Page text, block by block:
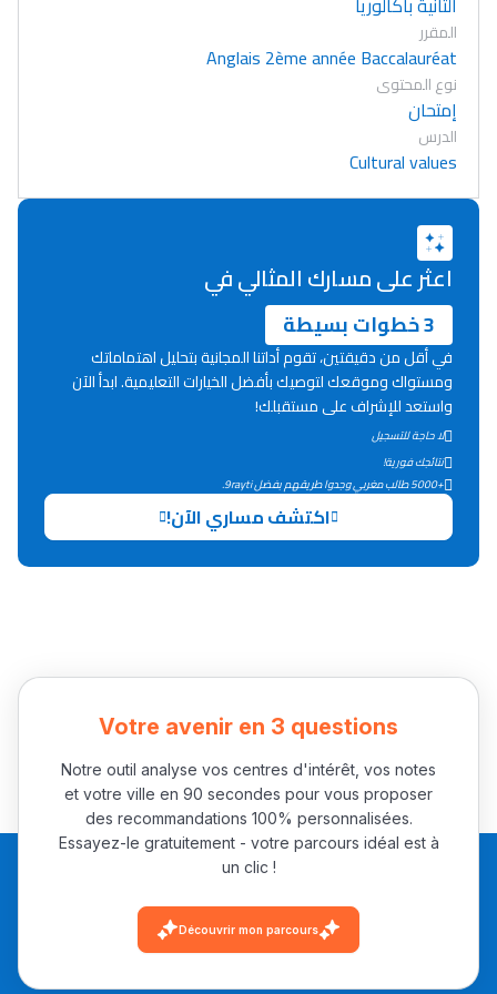
التعليم الثانوي التأهيلي
Collège au Maroc
Interviews/Vidéos
+ de 89 Interviews/Vidéos
المقرر
Anglais 2ème année Baccalauréat
نوع المحتوى
إمتحان
الدرس
Cultural values
اعثر على مسارك المثالي في
3 خطوات بسيطة
في أقل من دقيقتين، تقوم أداتنا المجانية بتحليل اهتماماتك
ومستواك وموقعك لتوصيك بأفضل الخيارات التعليمية. ابدأ الآن
واستعد للإشراف على مستقبلك!
لا حاجة للتسجيل
نتائجك فورية!
+5000 طالب مغربي وجدوا طريقهم بفضل 9rayti.
اكتشف مساري الآن!
Votre avenir en 3 questions
Notre outil analyse vos centres d'intérêt, vos notes
et votre ville en 90 secondes pour vous proposer
des recommandations 100% personnalisées.
Essayez-le gratuitement - votre parcours idéal est à
un clic !
Découvrir mon parcours